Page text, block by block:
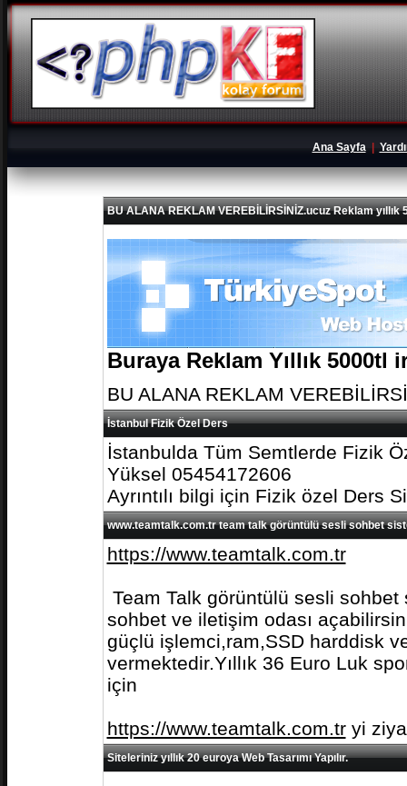
Ana Sayfa|
BU ALANA REKLAM VEREBİLİRSİNİZ.ucuz Reklam yıllık
Buraya Reklam Yıllık
BU ALANA REKLAM
İstanbul Fizik Özel Ders
İstanbulda Tüm Semtlerde Fizik
Yüksel 05454172606
Ayrıntılı bilgi için Fizik özel Ders
www.teamtalk.com.tr team talk görüntülü sesli sohbet
https://www.teamtalk.com.tr
Team Talk görüntülü sesli
sohbet ve iletişim odası
güçlü işlemci,ram,SSD harddisk
vermektedir.Yıllık 36 Euro Luk
için
https://www.teamtalk.com.tryi
Siteleriniz yıllık 20 euroya Web Tasarımı Yapılır.